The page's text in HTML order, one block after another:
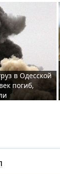
в Одесской
погиб,